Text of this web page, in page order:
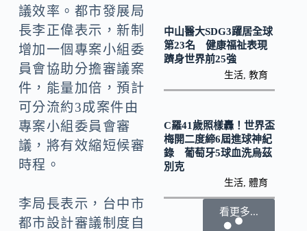
議效率。都市發展局
長李正偉表示，新制
增加一個專案小組委
員會協助分擔審議案
件，能量加倍，預計
可分流約3成案件由
專案小組委員會審
議，將有效縮短候審
時程。
李局長表示，台中市
都市設計審議制度自
中山醫大SDG3躍居全球
第23名 健康福祉表現
躋身世界前25強
生活 ,教育
C羅41歲照樣轟！世界盃
梅開二度締6屆進球神紀
錄 葡萄牙5球血洗烏茲
別克
生活 ,體育
看更多...